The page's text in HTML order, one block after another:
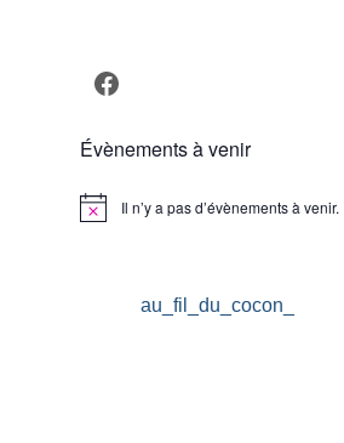
Facebook
Évènements à venir
Notice Il n’y a pas d’évènements à venir.
au_fil_du_cocon_